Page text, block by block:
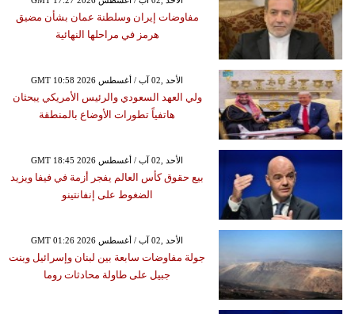
مفاوضات إيران وسلطنة عمان بشأن مضيق
هرمز في مراحلها النهائية
GMT 10:58 2026 الأحد ,02 آب / أغسطس
ولي العهد السعودي والرئيس الأمريكي يبحثان
هاتفياً تطورات الأوضاع بالمنطقة
GMT 18:45 2026 الأحد ,02 آب / أغسطس
بيع حقوق كأس العالم يفجر أزمة في فيفا ويزيد
الضغوط على إنفانتينو
GMT 01:26 2026 الأحد ,02 آب / أغسطس
جولة مفاوضات سابعة بين لبنان وإسرائيل وبنت
جبيل على طاولة محادثات روما